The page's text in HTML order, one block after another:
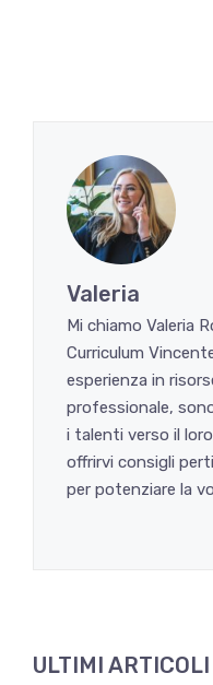
Valeria
Mi chiamo Valeria
Curriculum
esperienza in
professionale,
i talenti verso il
offrirvi consigli
per potenziare la
ULTIMI ARTICOLI